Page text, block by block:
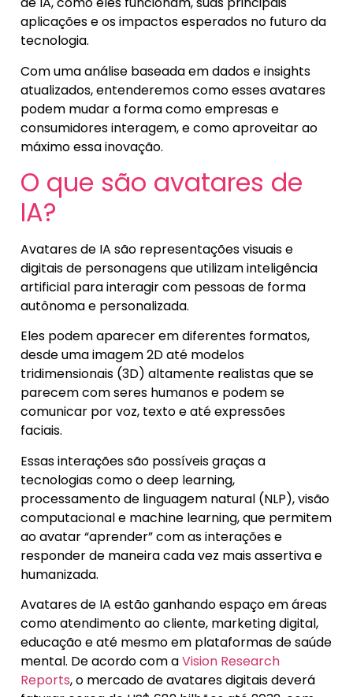
aplicações e os impactos esperados no futuro da
tecnologia.
Com uma análise baseada em dados e insights
atualizados, entenderemos como esses avatares
podem mudar a forma como empresas e
consumidores interagem, e como aproveitar ao
máximo essa inovação.
O que são avatares de
IA?
Avatares de IA são representações visuais e
digitais de personagens que utilizam inteligência
artificial para interagir com pessoas de forma
autônoma e personalizada.
Eles podem aparecer em diferentes formatos,
desde uma imagem 2D até modelos
tridimensionais (3D) altamente realistas que se
parecem com seres humanos e podem se
comunicar por voz, texto e até expressões
faciais.
Essas interações são possíveis graças a
tecnologias como o deep learning,
processamento de linguagem natural (NLP), visão
computacional e machine learning, que permitem
ao avatar “aprender” com as interações e
responder de maneira cada vez mais assertiva e
humanizada.
Avatares de IA estão ganhando espaço em áreas
como atendimento ao cliente, marketing digital,
educação e até mesmo em plataformas de saúde
mental. De acordo com aVision Research
Reports, o mercado de avatares digitais deverá